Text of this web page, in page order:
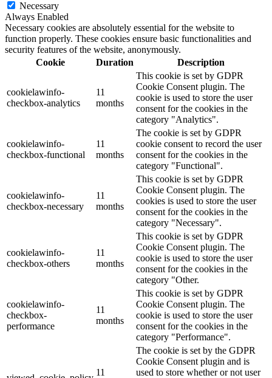
Necessary
Always Enabled
Necessary cookies are absolutely essential for the website to
function properly. These cookies ensure basic functionalities and
security features of the website, anonymously.
Cookie
Duration Description
cookielawinfo-
checkbox-analytics
11
months
This cookie is set by GDPR
Cookie Consent plugin. The
cookie is used to store the user
consent for the cookies in the
category "Analytics".
cookielawinfo-
checkbox-functional
11
months
The cookie is set by GDPR
cookie consent to record the user
consent for the cookies in the
category "Functional".
cookielawinfo-
checkbox-necessary
11
months
This cookie is set by GDPR
Cookie Consent plugin. The
cookies is used to store the user
consent for the cookies in the
category "Necessary".
cookielawinfo-
checkbox-others
11
months
This cookie is set by GDPR
Cookie Consent plugin. The
cookie is used to store the user
consent for the cookies in the
category "Other.
cookielawinfo-
checkbox-
performance
11
months
This cookie is set by GDPR
Cookie Consent plugin. The
cookie is used to store the user
consent for the cookies in the
category "Performance".
11
The cookie is set by the GDPR
Cookie Consent plugin and is
used to store whether or not user